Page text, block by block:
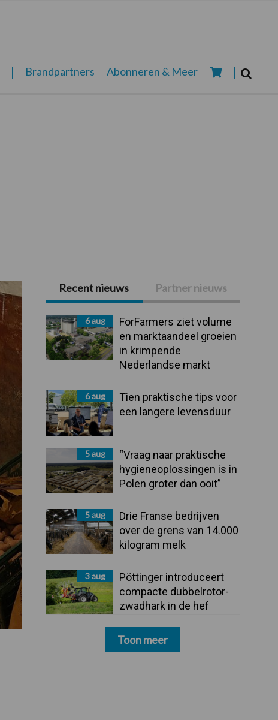
Brandpartners Abonneren & Meer
Primaire
Sidebar
Recent nieuws Partner nieuws
6 aug
ForFarmers ziet volume
en marktaandeel groeien
in krimpende
Nederlandse markt
6 aug
Tien praktische tips voor
een langere levensduur
5 aug
“Vraag naar praktische
hygieneoplossingen is in
Polen groter dan ooit”
5 aug
Drie Franse bedrijven
over de grens van 14.000
kilogram melk
3 aug
Pöttinger introduceert
compacte dubbelrotor-
zwadhark in de hef
Toon meer